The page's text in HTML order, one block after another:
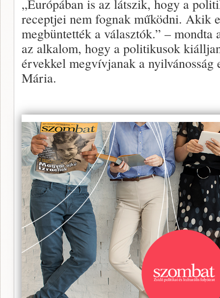
„Európában is az látszik, hogy a
receptjei nem fognak működni. Akik
megbüntették a választók.” –
az alkalom, hogy a politikusok
érvekkel megvívjanak a
Mária.